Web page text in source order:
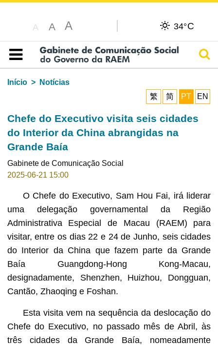
A A A 34°C
Índice
Início
Notícias
繁
简 PT EN
Chefe do Executivo visita seis cidades
do Interior da China abrangidas na
Grande Baía
Gabinete de Comunicação Social
2025-06-21 15:00
O Chefe do Executivo, Sam Hou Fai, irá liderar
uma delegação governamental da Região
Administrativa Especial de Macau (RAEM) para
visitar, entre os dias 22 e 24 de Junho, seis cidades
do Interior da China que fazem parte da Grande
Baía Guangdong-Hong Kong-Macau,
designadamente, Shenzhen, Huizhou, Dongguan,
Cantão, Zhaoqing e Foshan.
Esta visita vem na sequência da deslocação do
Chefe do Executivo, no passado mês de Abril, às
três cidades da Grande Baía, nomeadamente